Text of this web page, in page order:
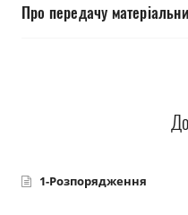
Про передачу
1-Розпорядження